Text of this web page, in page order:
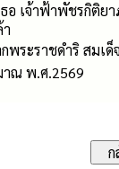
ธอ เจ้าฟ้าพัชรกิ
ระราชดำริ สมเ
าณ พ.ศ.2569